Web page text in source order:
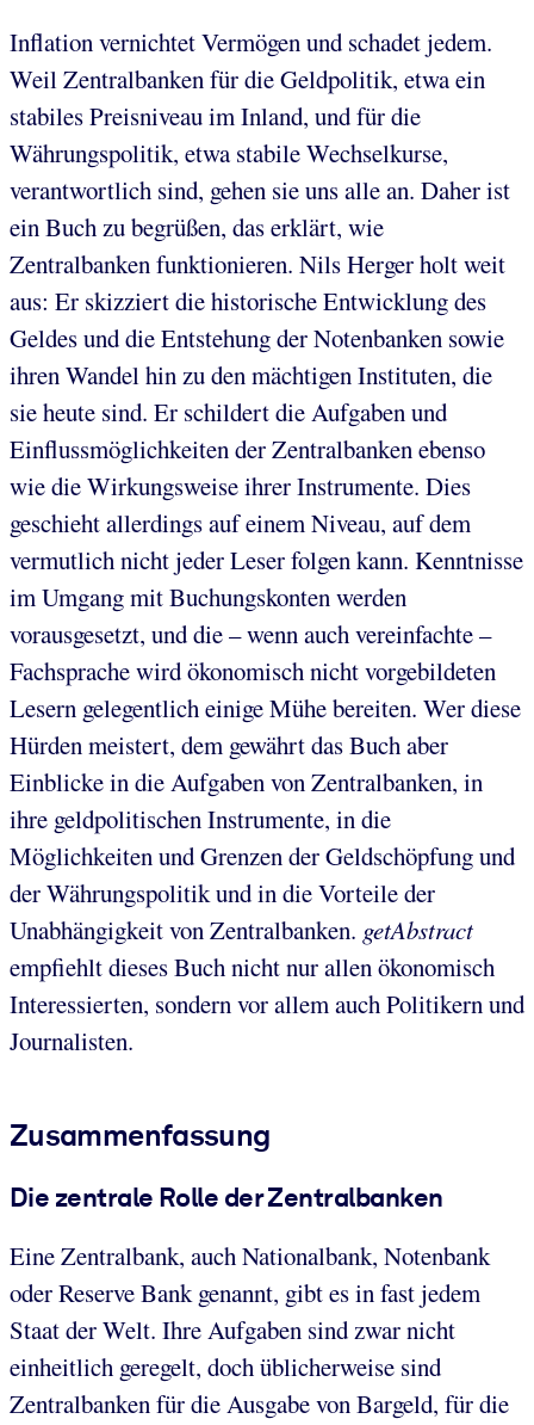
Inflation vernichtet Vermögen und schadet jedem.
Weil Zentralbanken für die Geldpolitik, etwa ein
stabiles Preisniveau im Inland, und für die
Währungspolitik, etwa stabile Wechselkurse,
verantwortlich sind, gehen sie uns alle an. Daher ist
ein Buch zu begrüßen, das erklärt, wie
Zentralbanken funktionieren. Nils Herger holt weit
aus: Er skizziert die historische Entwicklung des
Geldes und die Entstehung der Notenbanken sowie
ihren Wandel hin zu den mächtigen Instituten, die
sie heute sind. Er schildert die Aufgaben und
Einflussmöglichkeiten der Zentralbanken ebenso
wie die Wirkungsweise ihrer Instrumente. Dies
geschieht allerdings auf einem Niveau, auf dem
vermutlich nicht jeder Leser folgen kann. Kenntnisse
im Umgang mit Buchungskonten werden
vorausgesetzt, und die – wenn auch vereinfachte –
Fachsprache wird ökonomisch nicht vorgebildeten
Lesern gelegentlich einige Mühe bereiten. Wer diese
Hürden meistert, dem gewährt das Buch aber
Einblicke in die Aufgaben von Zentralbanken, in
ihre geldpolitischen Instrumente, in die
Möglichkeiten und Grenzen der Geldschöpfung und
der Währungspolitik und in die Vorteile der
Unabhängigkeit von Zentralbanken. getAbstract
empfiehlt dieses Buch nicht nur allen ökonomisch
Interessierten, sondern vor allem auch Politikern und
Journalisten.
Zusammenfassung
Die zentrale Rolle der Zentralbanken
Eine Zentralbank, auch Nationalbank, Notenbank
oder Reserve Bank genannt, gibt es in fast jedem
Staat der Welt. Ihre Aufgaben sind zwar nicht
einheitlich geregelt, doch üblicherweise sind
Zentralbanken für die Ausgabe von Bargeld, für die